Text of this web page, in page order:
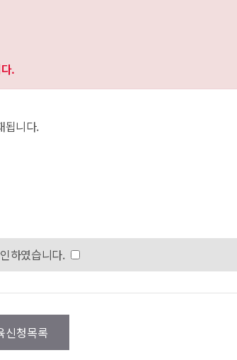
.
됩니다.
하였습니다.
신청목록